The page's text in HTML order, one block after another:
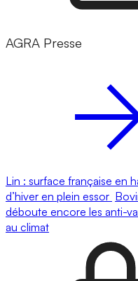
AGRA Presse
Lin : surface française en
d’hiver en plein essor
déboute encore les anti-
au climat